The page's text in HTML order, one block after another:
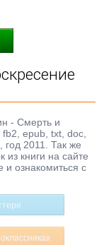
- Смерть и
epub, txt, doc,
год 2011. Так же
из книги на сайте
и ознакомиться с